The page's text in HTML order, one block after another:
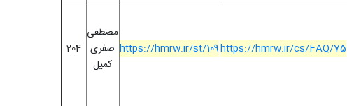
204
مصطفی
صفری
کمیل
https://hmrw.ir/st/109https://hmrw.ir/cs/FAQ/75